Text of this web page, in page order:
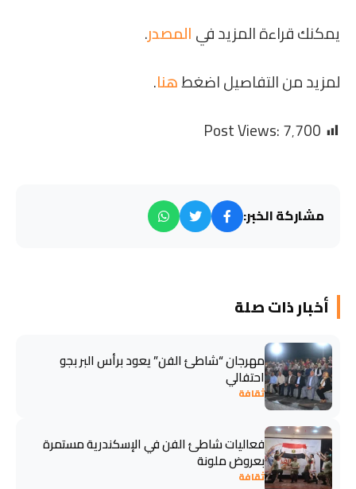
يمكنك قراءة المزيد فيالمصدر.
لمزيد من التفاصيل اضغطهنا.
Post Views:7٬700
مشاركة الخبر:
أخبار ذات صلة
مهرجان “شاطئ الفن” يعود برأس البر بجو
احتفالي
ثقافة
فعاليات شاطئ الفن في الإسكندرية مستمرة
بعروض ملونة
ثقافة